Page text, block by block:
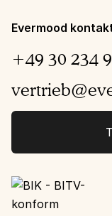
Evermood
+49 30 234